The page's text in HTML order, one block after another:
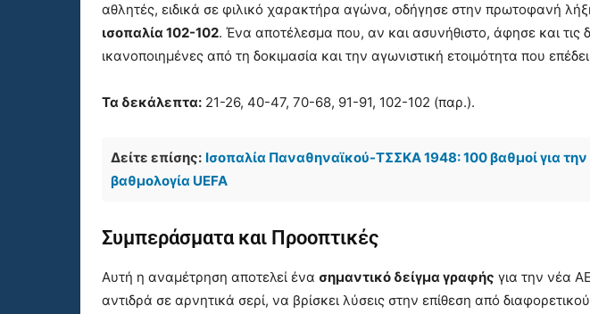
αθλητές, ειδικά σε φιλικό χαρακτήρα αγώνα, οδήγησε στην πρωτοφανή
ισοπαλία 102-102. Ένα αποτέλεσμα που, αν και ασυνήθιστο, άφησε και τις
ικανοποιημένες από τη δοκιμασία και την αγωνιστική ετοιμότητα που
Τα δεκάλεπτα: 21-26, 40-47, 70-68, 91-91, 102-102 (παρ.).
Δείτε επίσης: Ισοπαλία Παναθηναϊκού-ΤΣΣΚΑ 1948: 100 βαθμοί για
βαθμολογία UEFA
Συμπεράσματα και Προοπτικές
Αυτή η αναμέτρηση αποτελεί ένα σημαντικό δείγμα γραφής για την νέα
αντιδρά σε αρνητικά σερί, να βρίσκει λύσεις στην επίθεση από